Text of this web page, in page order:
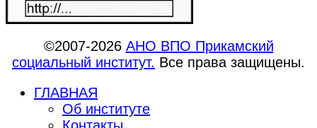
©2007-2026 АНО ВПО Прикамский
социальный институт. Все права защищены.
ГЛАВНАЯ
Об институте